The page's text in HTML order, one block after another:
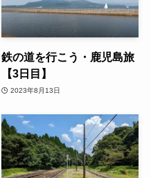
鉄の道を行こう・鹿児島旅
【3日目】
2023年8月13日